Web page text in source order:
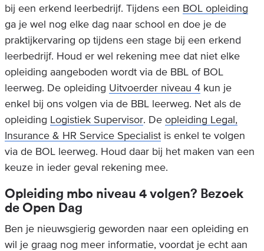
bij een erkend leerbedrijf. Tijdens een BOL opleiding
ga je wel nog elke dag naar school en doe je de
praktijkervaring op tijdens een stage bij een erkend
leerbedrijf. Houd er wel rekening mee dat niet elke
opleiding aangeboden wordt via de BBL of BOL
leerweg. De opleiding Uitvoerder niveau 4 kun je
enkel bij ons volgen via de BBL leerweg. Net als de
opleiding Logistiek Supervisor. De opleiding Legal,
Insurance & HR Service Specialist is enkel te volgen
via de BOL leerweg. Houd daar bij het maken van een
keuze in ieder geval rekening mee.
Opleiding mbo niveau 4 volgen? Bezoek
de Open Dag
Ben je nieuwsgierig geworden naar een opleiding en
wil je graag nog meer informatie, voordat je echt aan